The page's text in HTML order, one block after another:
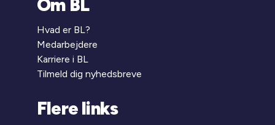
Om BL
Hvad er BL?
Medarbejdere
Karriere i BL
Tilmeld dig nyhedsbreve
Flere links